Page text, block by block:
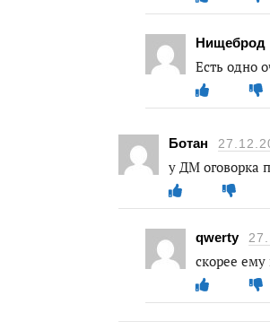
Нищеброд
Есть одно
Ботан
у ДМ оговорка
qwerty
скорее ему